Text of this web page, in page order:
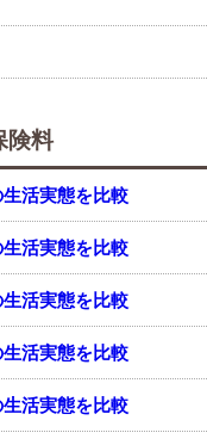
険料
活実態を比較
活実態を比較
活実態を比較
活実態を比較
活実態を比較